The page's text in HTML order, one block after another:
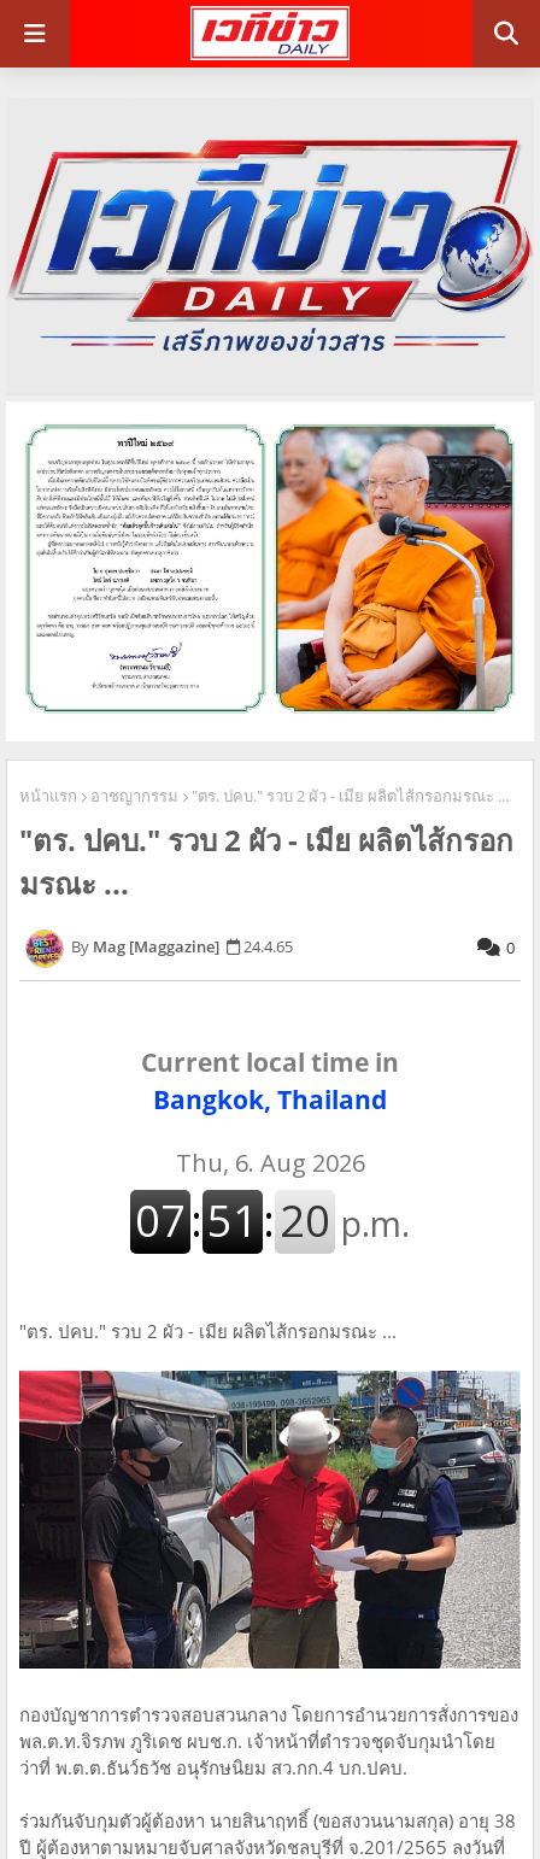
หน้าแรก อาชญากรรม "ตร. ปคบ." รวบ 2 ผัว - เมีย ผลิตไส้กรอกมรณะ ...
"ตร. ปคบ." รวบ 2 ผัว - เมีย ผลิตไส้กรอก
มรณะ ...
Mag [Maggazine] 24.4.65 0
Current local time in
Bangkok, Thailand
"ตร. ปคบ." รวบ 2 ผัว - เมีย ผลิตไส้กรอกมรณะ ...
กองบัญชาการตำรวจสอบสวนกลาง โดยการอำนวยการสั่งการของ
พล.ต.ท.จิรภพ ภูริเดช ผบช.ก. เจ้าหน้าที่ตำรวจชุดจับกุมนำโดย
ว่าที่ พ.ต.ต.ธันว์ธวัช อนุรักษนิยม สว.กก.4 บก.ปคบ.
ร่วมกันจับกุมตัวผู้ต้องหา นายสินาฤทธิ์ (ขอสงวนนามสกุล) อายุ 38
ปี ผู้ต้องหาตามหมายจับศาลจังหวัดชลบุรีที่ จ.201/2565 ลงวันที่